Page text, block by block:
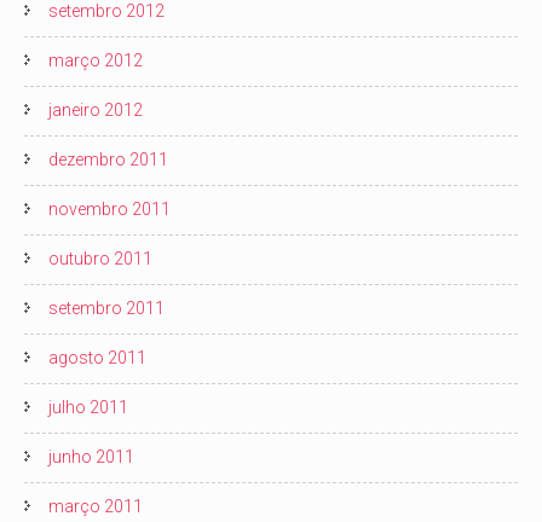
setembro 2012
março 2012
janeiro 2012
dezembro 2011
novembro 2011
outubro 2011
setembro 2011
agosto 2011
julho 2011
junho 2011
março 2011